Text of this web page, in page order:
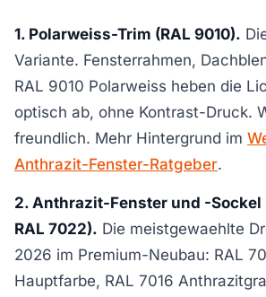
1. Polarweiss-Trim (RAL 9010).
Variante. Fensterrahmen,
RAL 9010 Polarweiss heben die
optisch ab, ohne Kontrast-Druck.
freundlich. Mehr Hintergrund im
Anthrazit-Fenster-Ratgeber.
2. Anthrazit-Fenster und -Sockel
RAL 7022). Die meistgewaehlte
2026 im Premium-Neubau: RAL
Hauptfarbe, RAL 7016